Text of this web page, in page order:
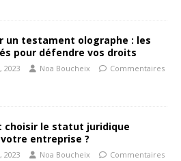
un testament olographe : les
pour défendre vos droits
2023 Noa Boucheix
Commentaires
choisir le statut juridique
entreprise ?
2023 Noa Boucheix
Commentaires